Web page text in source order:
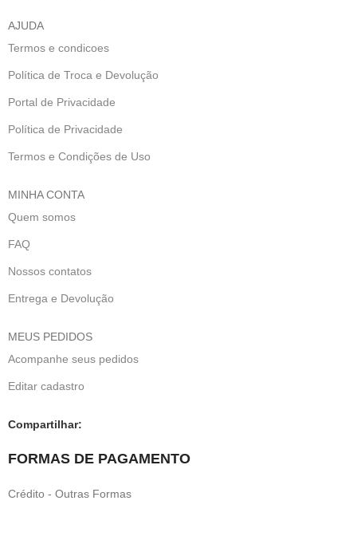
AJUDA
Termos e condicoes
Política de Troca e Devolução
Portal de Privacidade
Política de Privacidade
Termos e Condições de Uso
MINHA CONTA
Quem somos
FAQ
Nossos contatos
Entrega e Devolução
MEUS PEDIDOS
Acompanhe seus pedidos
Editar cadastro
Compartilhar:
FORMAS DE PAGAMENTO
Crédito - Outras Formas